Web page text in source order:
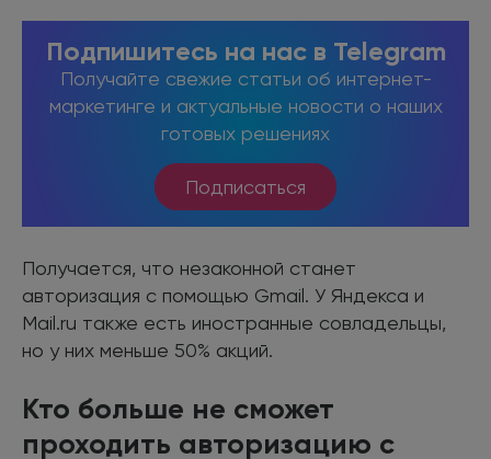
Подпишитесь на нас в Telegram
Получайте свежие статьи об интернет-
маркетинге и актуальные новости о наших
готовых решениях
Подписаться
Получается, что незаконной станет
авторизация с помощью Gmail. У Яндекса и
Mail.ru также есть иностранные совладельцы,
но у них меньше 50% акций.
Кто больше не сможет
проходить авторизацию с